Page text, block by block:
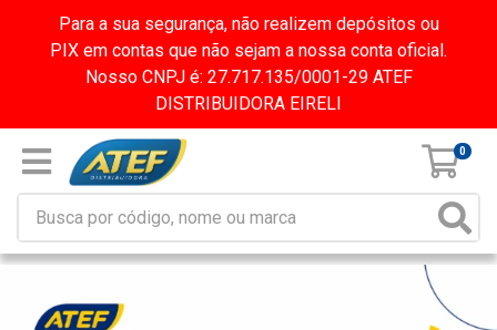
Para a sua segurança, não realizem depósitos ou
PIX em contas que não sejam a nossa conta oficial.
Nosso CNPJ é: 27.717.135/0001-29 ATEF
DISTRIBUIDORA EIRELI
0